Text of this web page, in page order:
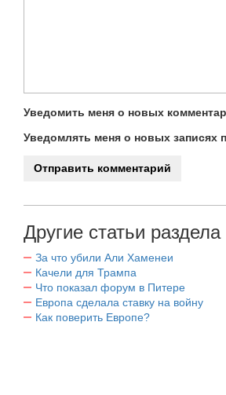
Уведомить меня о новых
Уведомлять меня о новых записях
Другие статьи раздела
За что убили Али Хаменеи
Качели для Трампа
Что показал форум в Питере
Европа сделала ставку на войну
Как поверить Европе?